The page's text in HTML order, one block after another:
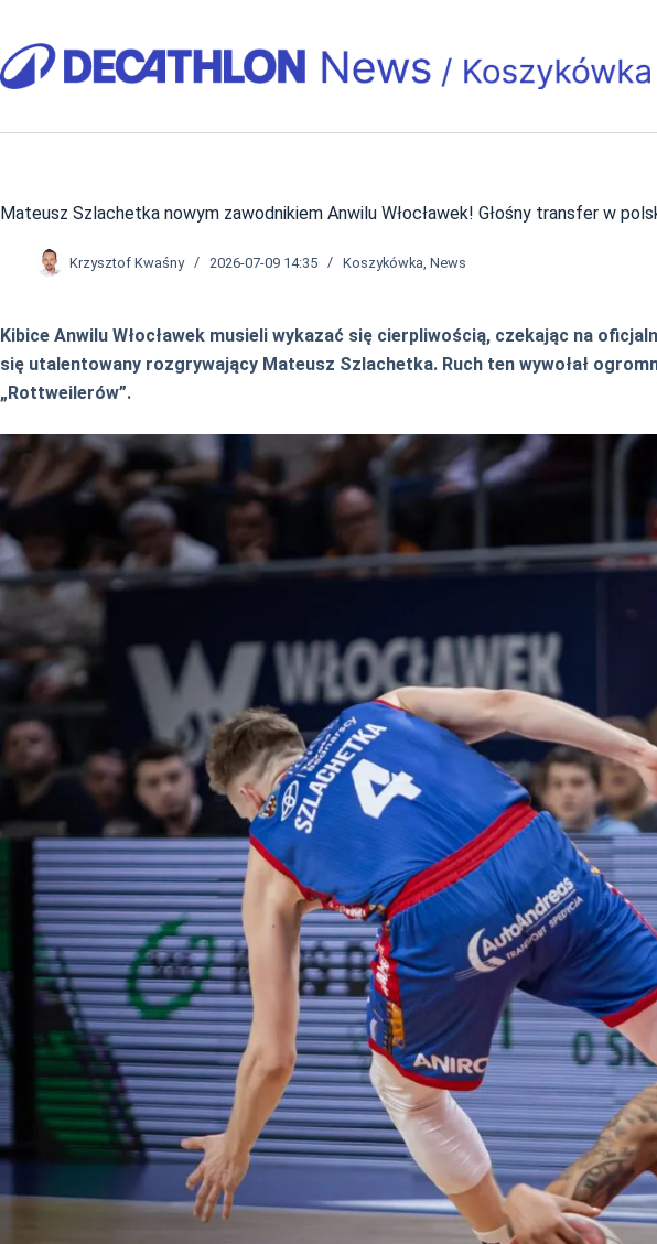
treści
Mateusz Szlachetka nowym zawodnikiem Anwilu Włocławek! Głośny transfer w
Krzysztof Kwaśny 2026-07-09 14:35 Koszykówka ,News
Kibice Anwilu Włocławek musieli wykazać się cierpliwością, czekając na
się utalentowany rozgrywający Mateusz Szlachetka. Ruch ten wywołał
„Rottweilerów”.